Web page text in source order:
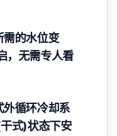
的水位变
，无需专人看
循环冷却系
式)状态下安